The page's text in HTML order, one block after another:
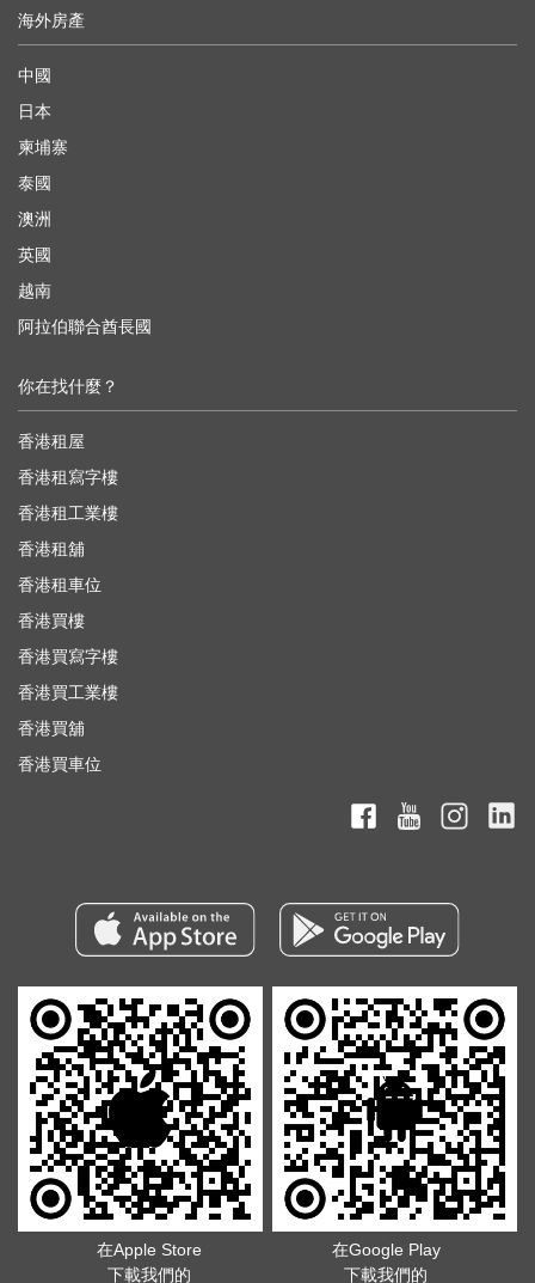
海外房產
中國
日本
柬埔寨
泰國
澳洲
英國
越南
阿拉伯聯合酋長國
你在找什麼？
香港租屋
香港租寫字樓
香港租工業樓
香港租舖
香港租車位
香港買樓
香港買寫字樓
香港買工業樓
香港買舖
香港買車位
在Apple Store
下載我們的
在Google Play
下載我們的